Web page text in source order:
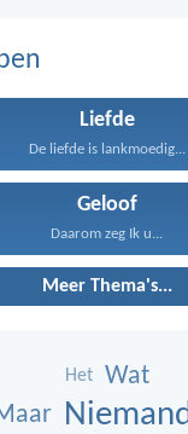
Liefde
De liefde is lankmoedig...
Geloof
Daarom zeg Ik u...
Meer Thema's...
Het
Wat
Niemand